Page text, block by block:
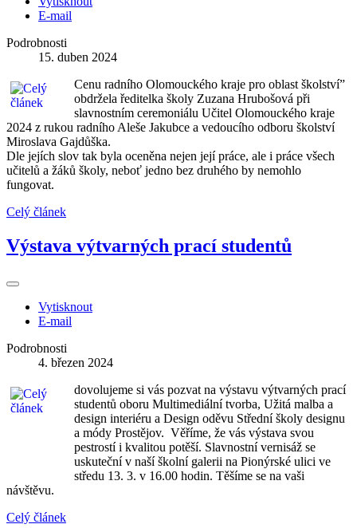
E-mail
Podrobnosti
15. duben 2024
Cenu radního Olomouckého kraje pro oblast školství”
obdržela ředitelka školy Zuzana Hrubošová při
slavnostním ceremoniálu Učitel Olomouckého kraje
2024 z rukou radního Aleše Jakubce a vedoucího odboru školství
Miroslava Gajdůška.
Dle jejích slov tak byla oceněna nejen její práce, ale i práce všech
učitelů a žáků školy, neboť jedno bez druhého by nemohlo
fungovat.
Celý článek
Výstava výtvarných prací studentů
Vytisknout
E-mail
Podrobnosti
4. březen 2024
dovolujeme si vás pozvat na výstavu výtvarných prací
studentů oboru Multimediální tvorba, Užitá malba a
design interiéru a Design oděvu Střední školy designu
a módy Prostějov. Věříme, že vás výstava svou
pestrostí i kvalitou potěší. Slavnostní vernisáž se
uskuteční v naší školní galerii na Pionýrské ulici ve
středu 13. 3. v 16.00 hodin. Těšíme se na vaši
návštěvu.
Celý článek